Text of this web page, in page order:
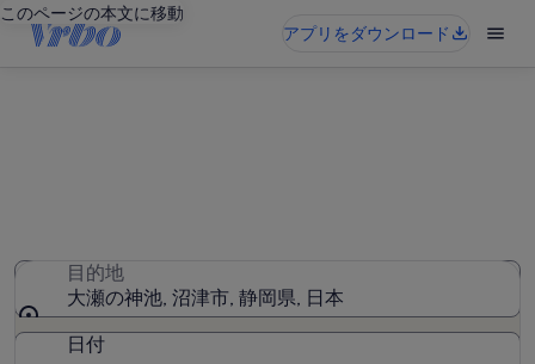
このページの本文に移動
アプリをダウンロード
目的地
大瀬の神池, 沼津市, 静岡県, 日本
日付